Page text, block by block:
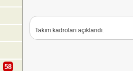
58
Takım kadroları açıklandı.